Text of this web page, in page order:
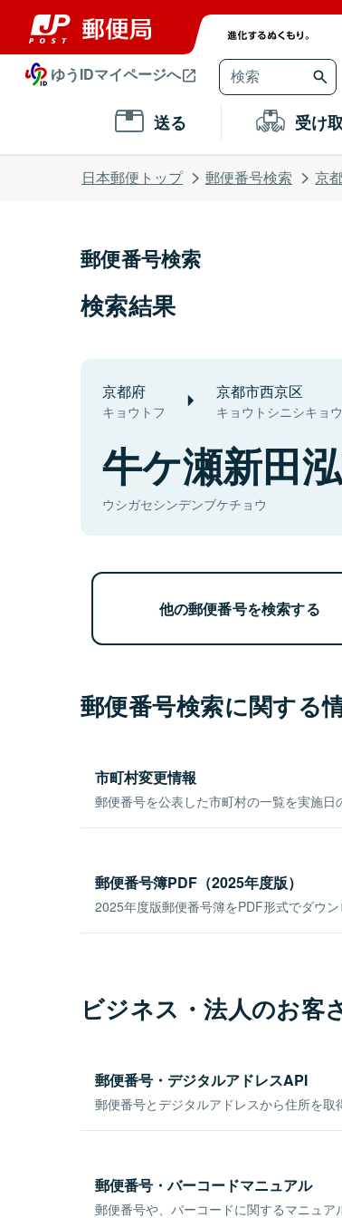
ゆうIDマイページへ
送る 受け
日本郵便トップ 郵便番号検索 京
郵便番号検索
検索結果
京都府
キョウトフ
京都市西京区
キョウトシニシキョ
牛ケ瀬新田
ウシガセシンデンブケチョウ
他の郵便番号を検索する
郵便番号検索に関する
市町村変更情報
郵便番号を公表した市町村の一覧を実施日
郵便番号簿PDF（2025年度版）
2025年度版郵便番号簿をPDF形式でダウン
ビジネス・法人のお客
郵便番号・デジタルアドレスAPI
郵便番号とデジタルアドレスから住所を取
郵便番号・バーコードマニュアル
郵便番号や、バーコードに関するマニュア